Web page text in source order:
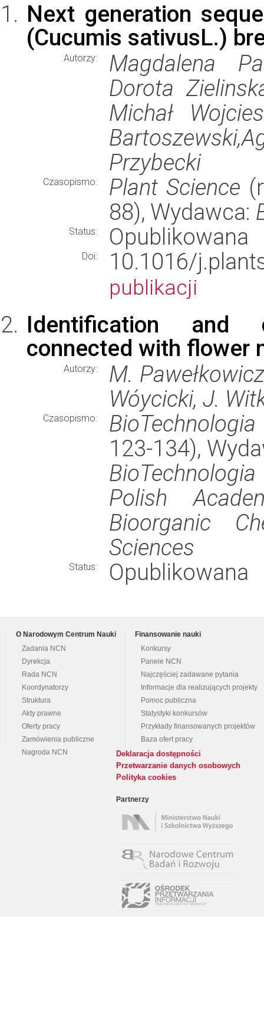
Next generation
(Cucumis sativusL.)
Autorzy:
Magdalena
Dorota
Michał
Przybecki
Czasopismo: Plant Science
88), Wydawca:
Status: Opublikowana
Doi: 10.1016/
publikacji
Identification and
connected with flower
Autorzy:
M.
Wóycicki, J.
Czasopismo: BioTechnologia
123-134),
Polish
Bioorganic
Sciences
Status: Opublikowana
O Narodowym Centrum Nauki
Zadania NCN
Dyrekcja
Rada NCN
Koordynatorzy
Struktura
Akty prawne
Oferty pracy
Zamówienia publiczne
Nagroda NCN
Finansowanie nauki
Konkursy
Panele NCN
Najczęściej zadawane pytania
Informacje dla realizujących projekty
Pomoc publiczna
Statystyki konkursów
Przykłady finansowanych projektów
Baza ofert pracy
Deklaracja dostępności
Przetwarzanie danych osobowych
Polityka cookies
Partnerzy